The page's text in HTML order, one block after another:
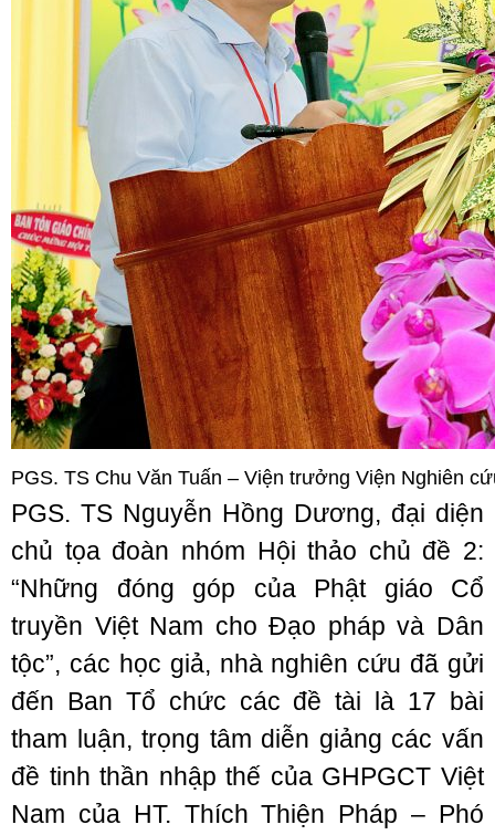
PGS. TS Chu Văn Tuấn – Viện trưởng Viện Nghiên
PGS. TS Nguyễn Hồng Dương, đại diện
chủ tọa đoàn nhóm Hội thảo chủ đề 2:
“Những đóng góp của Phật giáo Cổ
truyền Việt Nam cho Đạo pháp và Dân
tộc”, các học giả, nhà nghiên cứu đã gửi
đến Ban Tổ chức các đề tài là 17 bài
tham luận, trọng tâm diễn giảng các vấn
đề tinh thần nhập thế của GHPGCT Việt
Nam của HT. Thích Thiện Pháp – Phó